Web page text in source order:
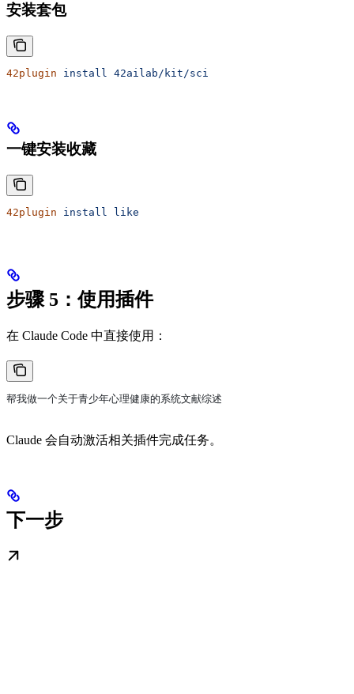
安装套包
42plugin install 42ailab/kit/sci
一键安装收藏
42plugin install like
步骤 5：使用插件
在 Claude Code 中直接使用：
帮我做一个关于青少年心理健康的系统文献综述
Claude 会自动激活相关插件完成任务。
下一步